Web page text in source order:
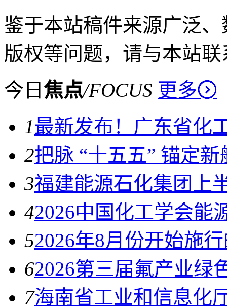
鉴于本站稿件来源广泛
版权等问题，请与本站
今日 焦点/FOCUS 更多
1最新发布！广东省化
2把脉 “十五五” 锚定
3福建能源石化集团上
42026中国化工学会能
52026年8月份开始施
62026第三届氟产业绿
7海南省工业和信息化